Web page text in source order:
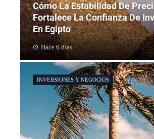
Cómo La Estabilidad De
Fortalece La Confianza De
En Egipto
Hace 6 días
INVERSIONES Y NEGOCIOS